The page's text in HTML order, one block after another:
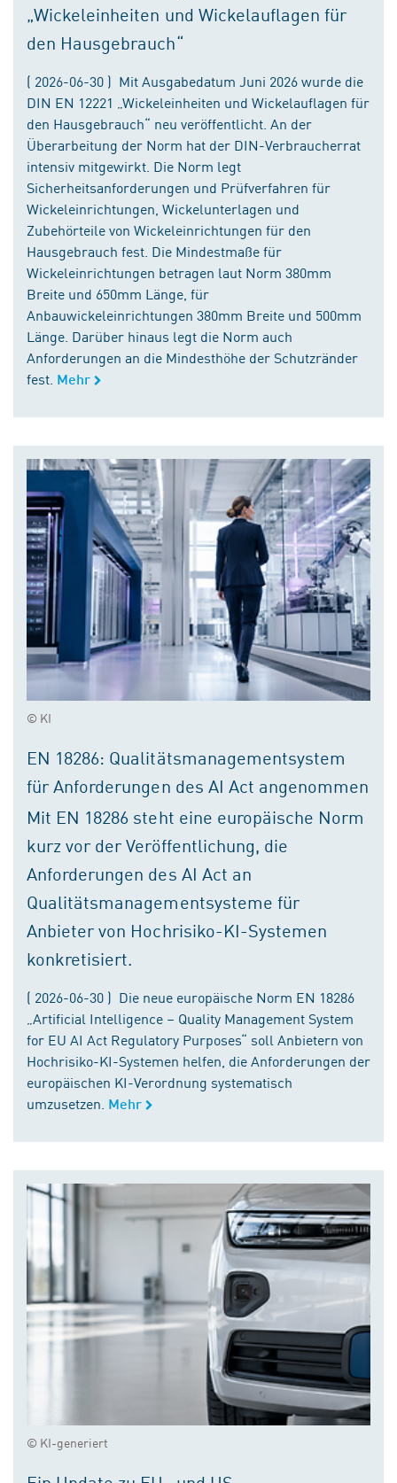
„Wickeleinheiten und Wickelauflagen für
den Hausgebrauch“
( 2026-06-30 ) Mit Ausgabedatum Juni 2026 wurde die
DIN EN 12221 „Wickeleinheiten und Wickelauflagen für
den Hausgebrauch“ neu veröffentlicht. An der
Überarbeitung der Norm hat der DIN-Verbraucherrat
intensiv mitgewirkt. Die Norm legt
Sicherheitsanforderungen und Prüfverfahren für
Wickeleinrichtungen, Wickelunterlagen und
Zubehörteile von Wickeleinrichtungen für den
Hausgebrauch fest. Die Mindestmaße für
Wickeleinrichtungen betragen laut Norm 380mm
Breite und 650mm Länge, für
Anbauwickeleinrichtungen 380mm Breite und 500mm
Länge. Darüber hinaus legt die Norm auch
Anforderungen an die Mindesthöhe der Schutzränder
fest. Mehr
© KI
EN 18286: Qualitätsmanagementsystem
für Anforderungen des AI Act angenommen
Mit EN 18286 steht eine europäische Norm
kurz vor der Veröffentlichung, die
Anforderungen des AI Act an
Qualitätsmanagementsysteme für
Anbieter von Hochrisiko-KI-Systemen
konkretisiert.
( 2026-06-30 ) Die neue europäische Norm EN 18286
„Artificial Intelligence – Quality Management System
for EU AI Act Regulatory Purposes“ soll Anbietern von
Hochrisiko-KI-Systemen helfen, die Anforderungen der
europäischen KI-Verordnung systematisch
umzusetzen. Mehr
© KI-generiert